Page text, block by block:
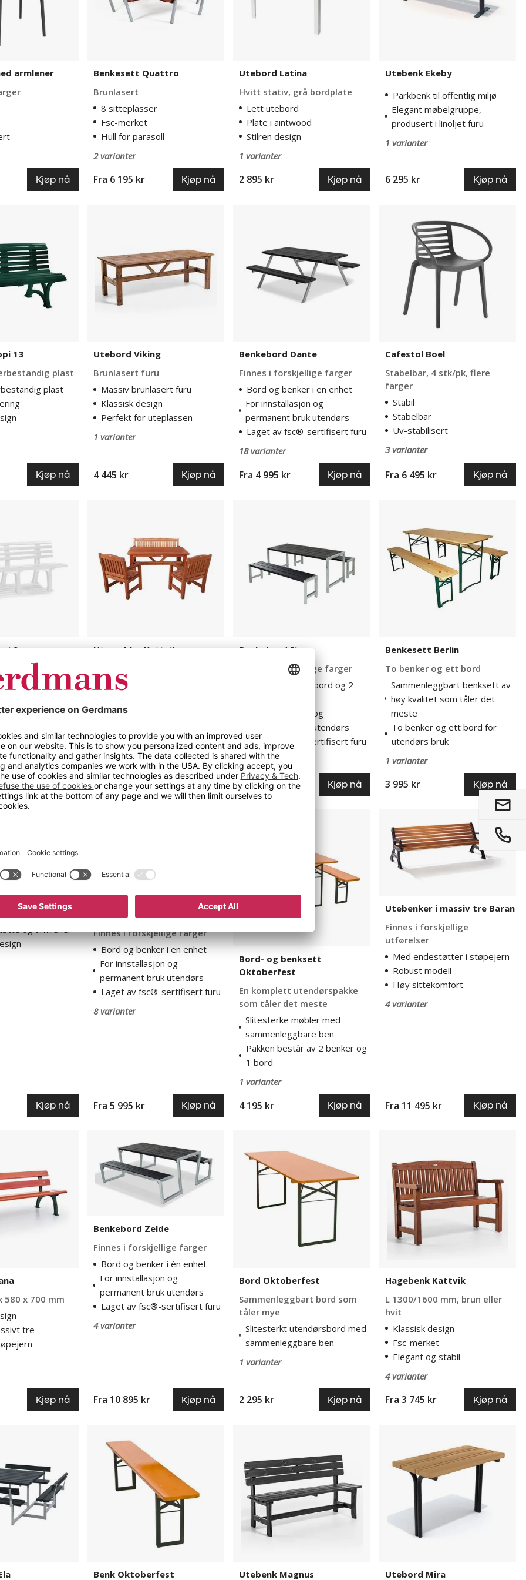
armlener
Kjøp nå
Benkesett Quattro
Brunlasert
8 sitteplasser
Fsc-merket
Hull for parasoll
2 varianter
Fra 6 195 kr Kjøp nå
Utebord Latina
Hvitt stativ, grå bordplate
Lett utebord
Plate i aintwood
Stilren design
1 varianter
2 895 kr Kjøp nå
Utebenk Ekeby
Parkbenk til offentlig miljø
Elegant møbelgruppe,
produsert i linoljet furu
1 varianter
6 295 kr Kjøp nå
13
plast
plast
Kjøp nå
Utebord Viking
Brunlasert furu
Massiv brunlasert furu
Klassisk design
Perfekt for uteplassen
1 varianter
4 445 kr Kjøp nå
Benkebord Dante
Finnes i forskjellige farger
Bord og benker i en enhet
For innstallasjon og
permanent bruk utendørs
Laget av fsc®-sertifisert furu
18 varianter
Fra 4 995 kr Kjøp nå
Cafestol Boel
Stabelbar, 4 stk/pk, flere
farger
Stabil
Stabelbar
Uv-stabilisert
3 varianter
Fra 6 495 kr Kjøp nå
9
plast
plast
Kjøp nå
Utemøbler Kattvik
inne, flere farger
Passer like godt ute som inne
2 varianter
Fra14 795 kr Kjøp nå
Benkebord Ejer
Finnes i forskjellige farger
Benkebord med bord og 2
For innstallasjon og
permanent bruk utendørs
Laget av fsc®-sertifisert furu
8 varianter
Fra8 395 kr Kjøp nå
Benkesett Berlin
To benker og ett bord
Sammenleggbart benksett av
høy kvalitet som tåler det
meste
To benker og ett bord for
utendørs bruk
1 varianter
3 995 kr Kjøp nå
stål Meja
og armlener
Kjøp nå
Benkebord Halde
Finnes i forskjellige farger
Bord og benker i en enhet
For innstallasjon og
permanent bruk utendørs
Laget av fsc®-sertifisert furu
8 varianter
Fra 5 995 kr Kjøp nå
Bord- og benksett
Oktoberfest
En komplett utendørspakke
som tåler det meste
Slitesterke møbler med
sammenleggbare ben
Pakken består av 2 benker og
1 bord
1 varianter
4 195 kr Kjøp nå
massiv
tre
Baran
Utebenker i massiv tre Baran
Finnes i forskjellige
utførelser
Med endestøtter i støpejern
Robust modell
Høy sittekomfort
4 varianter
Fra 11 495 kr Kjøp nå
580 x 700 mm
tre
Kjøp nå
Benkebord Zelde
Finnes i forskjellige farger
Bord og benker i én enhet
For innstallasjon og
permanent bruk utendørs
Laget av fsc®-sertifisert furu
4 varianter
Fra 10 895 kr Kjøp nå
Oktoberfest
Bord Oktoberfest
Sammenleggbart bord som
tåler mye
Slitesterkt utendørsbord med
sammenleggbare ben
1 varianter
2 295 kr Kjøp nå
Hagebenk Kattvik
L 1300/1600 mm, brun eller
hvit
Klassisk design
Fsc-merket
Elegant og stabil
4 varianter
Fra 3 745 kr Kjøp nå
Oktoberfest
Benk Oktoberfest Utebenk Magnus Utebord Mira